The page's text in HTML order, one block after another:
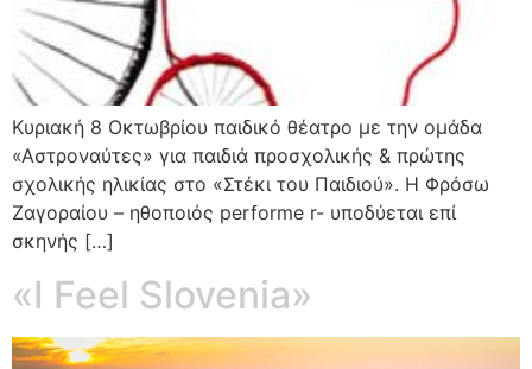
Κυριακή 8 Οκτωβρίου παιδικό θέατρο με την ομάδα
«Αστροναύτες» για παιδιά προσχολικής & πρώτης
σχολικής ηλικίας στο «Στέκι του Παιδιού». Η Φρόσω
Ζαγοραίου – ηθοποιός performe r- υποδύεται επί
σκηνής […]
«I Feel Slovenia»